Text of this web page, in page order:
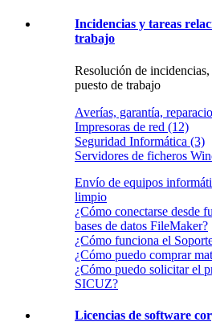
Incidencias y tareas
trabajo
Resolución de
puesto de trabajo
Averías, garantía,
Impresoras de red (12)
Seguridad Informática (3)
Servidores de ficheros
Envío de equipos
limpio
¿Cómo conectarse desde
bases de datos FileMaker?
¿Cómo funciona el
¿Cómo puedo comprar
¿Cómo puedo solicitar el
SICUZ?
Licencias de software